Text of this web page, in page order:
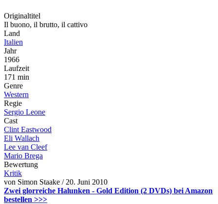
Originaltitel
Il buono, il brutto, il cattivo
Land
Italien
Jahr
1966
Laufzeit
171 min
Genre
Western
Regie
Sergio Leone
Cast
Clint Eastwood
Eli Wallach
Lee van Cleef
Mario Brega
Bewertung
Kritik
von Simon Staake / 20. Juni 2010
Zwei glorreiche Halunken - Gold Edition (2 DVDs) bei Amazon
bestellen >>>